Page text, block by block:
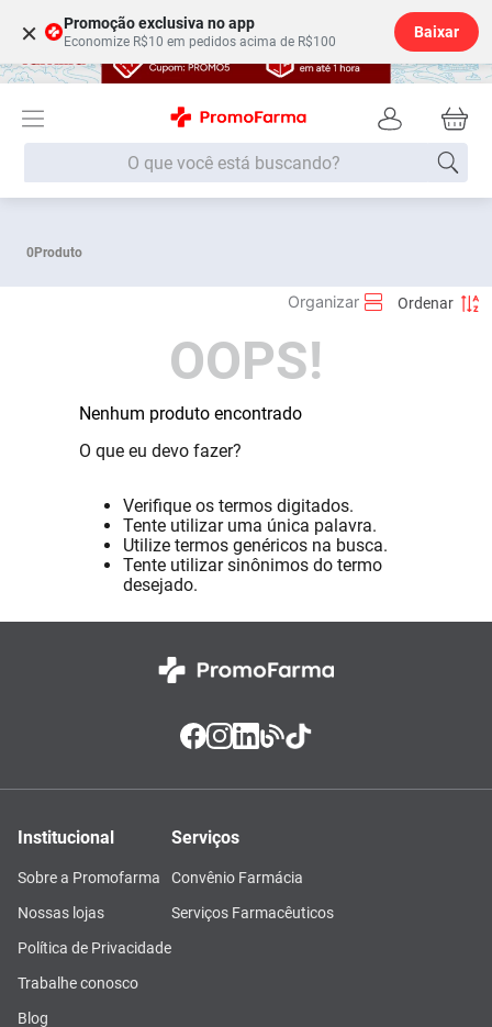
× Promoção exclusiva no app
Economize R$10 em pedidos acima de R$100
Baixar
O que você está buscando?
0Produto
OOPS!
Nenhum produto encontrado
O que eu devo fazer?
Verifique os termos digitados.
Tente utilizar uma única palavra.
Utilize termos genéricos na busca.
Tente utilizar sinônimos do termo
desejado.
Institucional
Sobre a Promofarma
Nossas lojas
Política de Privacidade
Trabalhe conosco
Blog
Serviços
Convênio Farmácia
Serviços Farmacêuticos
Lenço Umedecido
Fralda G
Shampoo
Absorvente
Lavitan
Vitamina D